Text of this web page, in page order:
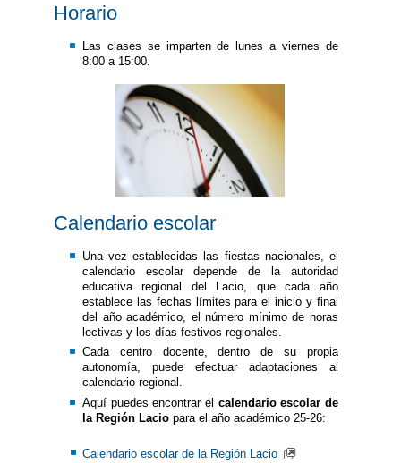
Horario
Las clases se imparten de lunes a viernes de
8:00 a 15:00.
Calendario escolar
Una vez establecidas las fiestas nacionales, el
calendario escolar depende de la autoridad
educativa regional del Lacio, que cada año
establece las fechas límites para el inicio y final
del año académico, el número mínimo de horas
lectivas y los días festivos regionales.
Cada centro docente, dentro de su propia
autonomía, puede efectuar adaptaciones al
calendario regional.
Aquí puedes encontrar el calendario escolar de
la Región Laciopara el año académico 25-26:
Calendario escolar de la Región Lacio